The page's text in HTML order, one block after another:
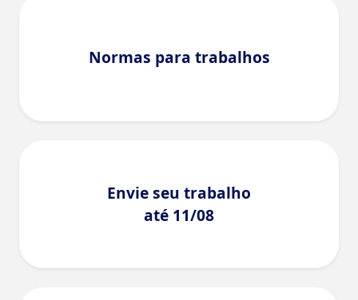
Normas para trabalhos
Envie seu trabalho
até 11/08